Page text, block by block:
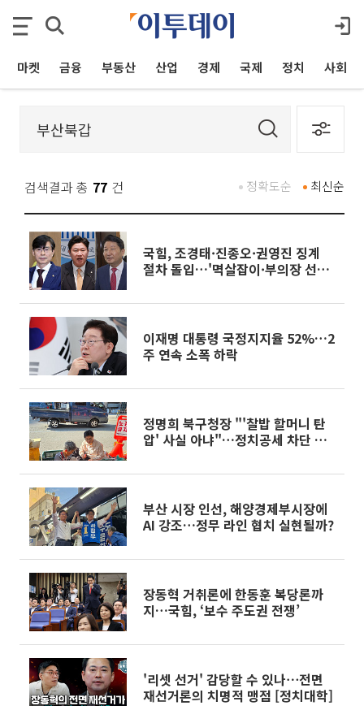
마켓 금융 부동산 산업 경제 국제 정치 사회
검색결과 총 77 건 최신순
정확도순
국힘, 조경태·진종오·권영진 징계
절차 돌입…'멱살잡이·부의장 선출
이재명 대통령 국정지지율 52%…2
주 연속 소폭 하락
정명희 북구청장 "'찰밥 할머니 탄
압' 사실 아냐"…정치공세 차단 나
부산 시장 인선, 해양경제부시장에
AI 강조…정무 라인 협치 실현될까?
장동혁 거취론에 한동훈 복당론까
지…국힘, ‘보수 주도권 전쟁’
'리셋 선거' 감당할 수 있나⋯전면
재선거론의 치명적 맹점 [정치대학]